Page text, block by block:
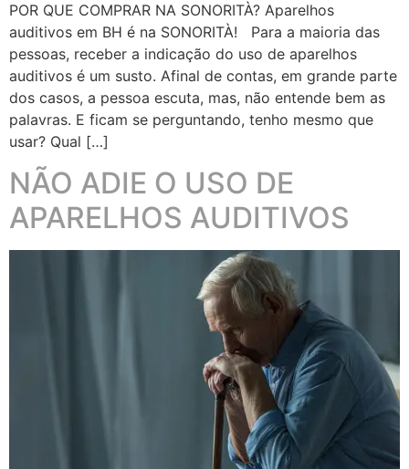
POR QUE COMPRAR NA SONORITÀ? Aparelhos
auditivos em BH é na SONORITÀ! Para a maioria das
pessoas, receber a indicação do uso de aparelhos
auditivos é um susto. Afinal de contas, em grande parte
dos casos, a pessoa escuta, mas, não entende bem as
palavras. E ficam se perguntando, tenho mesmo que
usar? Qual […]
NÃO ADIE O USO DE
APARELHOS AUDITIVOS